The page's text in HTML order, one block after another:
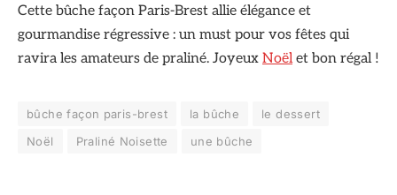
Cette bûche façon Paris-Brest allie élégance et
gourmandise régressive : un must pour vos fêtes qui
ravira les amateurs de praliné. Joyeux Noëlet bon régal !
bûche façon paris-brest la bûche
le dessert
Noël
Praliné Noisette une bûche